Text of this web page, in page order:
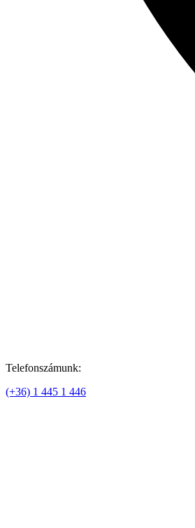
Telefonszámunk:
(+36) 1 445 1 446